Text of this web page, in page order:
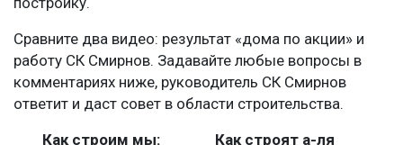
Сравните два видео: результат «дома по акции» и
работу СК Смирнов. Задавайте любые вопросы в
комментариях ниже, руководитель СК Смирнов
ответит и даст совет в области строительства.
Как строим мы:
Как строят а-ля